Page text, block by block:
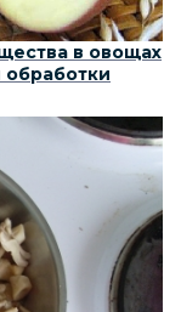
в овощах
обработки